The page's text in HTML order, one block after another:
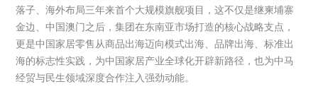
落子、海外布局三年来首个大规模旗舰项目，这不仅是继柬埔寨
金边、中国澳门之后，集团在东南亚市场打造的核心战略支点，
更是中国家居零售从商品出海迈向模式出海、品牌出海、标准出
海的标志性实践，为中国家居产业全球化开辟新路径，也为中马
经贸与民生领域深度合作注入强劲动能。